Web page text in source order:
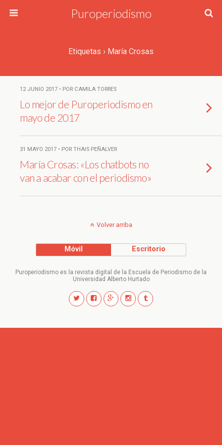
Puroperiodismo
Etiquetas › María Crosas
12 JUNIO 2017 • POR CAMILA TORRES
Lo mejor de Puroperiodismo en
mayo de 2017
31 MAYO 2017 • POR THAIS PEÑALVER
María Crosas: «Los chatbots no
van a acabar con el periodismo»
Volver arriba
Móvil Escritorio
Puroperiodismo es la revista digital de la Escuela de Periodismo de la
Universidad Alberto Hurtado